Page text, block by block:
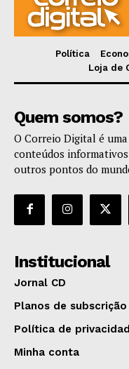
Política
Loja de
Quem somos?
O Correio Digital é
conteúdos
outros pontos do
Institucional
Jornal CD
Planos de subscrição
Política de
Minha conta